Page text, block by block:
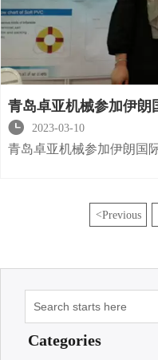
青岛卓亚机械参加伊朗

2023-03-10
青岛卓亚机械参加伊朗国
<Previous
Categories